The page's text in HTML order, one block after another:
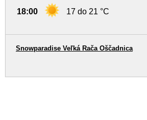
18:00 17 do 21 °C
Snowparadise Veľká Rača Oščadnica